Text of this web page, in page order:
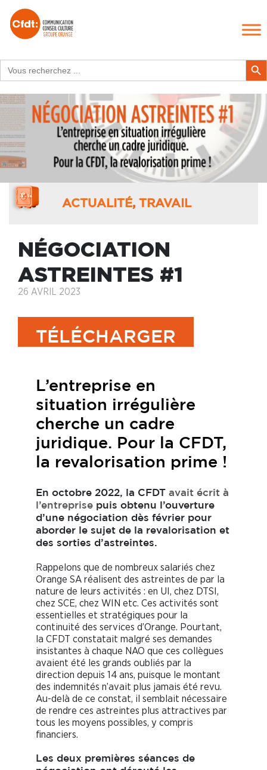
for:
Search
ACTUALITÉ, TRAVAIL
NÉGOCIATION
ASTREINTES #1
26 AVRIL 2023
TÉLÉCHARGER
L’entreprise en
situation irrégulière
cherche un cadre
juridique. Pour la CFDT,
la revalorisation prime !
En octobre 2022, la CFDT avait écrit à
l’entreprise puis obtenu l’ouverture
d’une négociation dès février pour
aborder le sujet de la revalorisation et
des sorties d’astreintes.
Rappelons que de nombreux salariés chez
Orange SA réalisent des astreintes de par la
nature de leurs activités : en UI, chez DTSI,
chez SCE, chez WIN etc. Ces activités sont
essentielles et stratégiques pour la
continuité des services d’Orange. Pourtant,
la CFDT constatait malgré ses demandes
insistantes à chaque NAO que ces collègues
avaient été les grands oubliés par la
direction depuis 14 ans, puisque le montant
des indemnités n’avait plus jamais été revu.
Au-delà de ce constat, il semblait nécessaire
de rendre ces astreintes plus attractives par
tous les moyens possibles, y compris
financiers.
Les deux premières séances de